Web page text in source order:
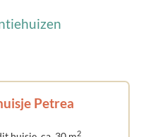
Petrea
2